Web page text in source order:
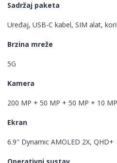
Sadržaj paketa
Uređaj, USB-C kabel, SIM alat,
Brzina mreže
5G
Kamera
200 MP + 50 MP + 50 MP + 10
Ekran
6.9" Dynamic AMOLED 2X, QHD+